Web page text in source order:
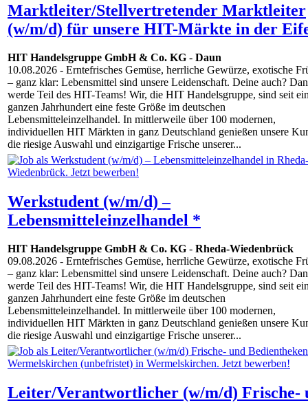
Marktleiter/Stellvertretender Marktleiter
(w/m/d) für unsere HIT-Märkte in der
HIT Handelsgruppe GmbH & Co. KG - Daun
10.08.2026 - Erntefrisches Gemüse, herrliche Gewürze, exotische
– ganz klar: Lebensmittel sind unsere Leidenschaft. Deine auch?
werde Teil des HIT-Teams! Wir, die HIT Handelsgruppe, sind seit
ganzen Jahrhundert eine feste Größe im deutschen
Lebensmitteleinzelhandel. In mittlerweile über 100 modernen,
individuellen HIT Märkten in ganz Deutschland genießen unsere
die riesige Auswahl und einzigartige Frische unserer...
Werkstudent (w/m/d) –
Lebensmitteleinzelhandel *
HIT Handelsgruppe GmbH & Co. KG - Rheda-Wiedenbrück
09.08.2026 - Erntefrisches Gemüse, herrliche Gewürze, exotische
– ganz klar: Lebensmittel sind unsere Leidenschaft. Deine auch?
werde Teil des HIT-Teams! Wir, die HIT Handelsgruppe, sind seit
ganzen Jahrhundert eine feste Größe im deutschen
Lebensmitteleinzelhandel. In mittlerweile über 100 modernen,
individuellen HIT Märkten in ganz Deutschland genießen unsere
die riesige Auswahl und einzigartige Frische unserer...
Leiter/Verantwortlicher (w/m/d) Frische-